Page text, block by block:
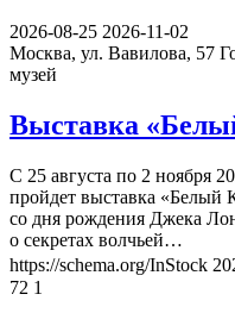
2026-08-25 2026-11-02
Москва, ул. Вавилова, 57
музей
Выставка
С 25 августа по 2 ноября
пройдет выставка «Белый
со дня рождения Джека
о секретах волчьей…
https://schema.org/InStock
72 1